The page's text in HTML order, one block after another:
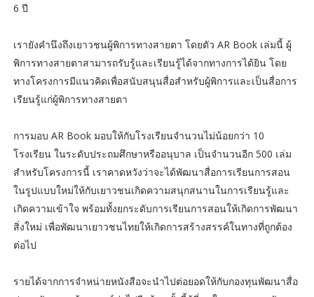
6 ปี
เรายังคำนึงถึงเยาวชนผู้พิการทางสายตา โดยตัว AR Book เล่มนี้ ผู้
พิการทางสายตาสามารถรับรู้และเรียนรู้ได้จากทางการได้ยิน โดย
ทางโครงการมีแนวคิดเพื่อสนับสนุนสื่อสำหรับผู้พิการและเป็นสื่อการ
เรียนรู้แก่ผู้พิการทางสายตา
การมอบ AR Book มอบให้กับโรงเรียนจำนวนไม่น้อยกว่า 10
โรงเรียน ในระดับประถมศึกษาหรืออนุบาล เป็นจำนวนอีก 500 เล่ม
สำหรับโครงการนี้ เราคาดหวังว่าจะได้พัฒนาสื่อการเรียนการสอน
ในรูปแบบใหม่ให้กับเยาวชนเกิดความสนุกสนานในการเรียนรู้และ
เกิดความเข้าใจ พร้อมทั้งยกระดับการเรียนการสอนให้เกิดการพัฒนา
สิ่งใหม่ เพื่อพัฒนาเยาวชนไทยให้เกิดการสร้างสรรค์ในทางที่ถูกต้อง
ต่อไป
รายได้จากการจำหน่ายหนังสือจะนำไปต่อยอดให้กับกองทุนพัฒนาสื่อ